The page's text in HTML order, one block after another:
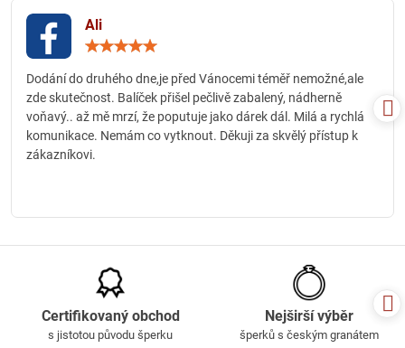
Ali
5
Dodání do druhého dne,je před Vánocemi téměř nemožné,ale
zde skutečnost. Balíček přišel pečlivě zabalený, nádherně
voňavý.. až mě mrzí, že poputuje jako dárek dál. Milá a rychlá
komunikace. Nemám co vytknout. Děkuji za skvělý přístup k
zákazníkovi.
Certifikovaný obchod
s jistotou původu šperku
Nejširší výběr
šperků s českým granátem